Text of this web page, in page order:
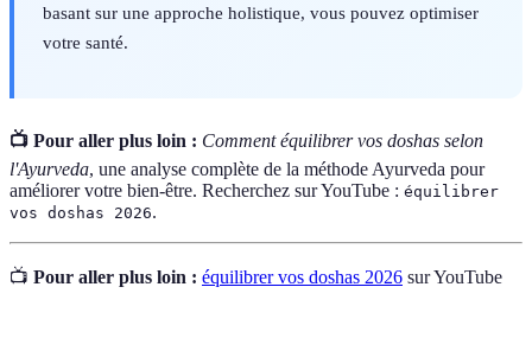
basant sur une approche holistique, vous pouvez optimiser
votre santé.
📺 Pour aller plus loin : Comment équilibrer vos doshas selon
l'Ayurveda, une analyse complète de la méthode Ayurveda pour
améliorer votre bien-être. Recherchez sur YouTube : équilibrer
vos doshas 2026.
📺 Pour aller plus loin : équilibrer vos doshas 2026 sur YouTube